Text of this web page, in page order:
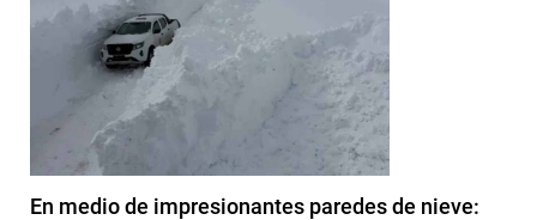
En medio de impresionantes paredes de nieve: